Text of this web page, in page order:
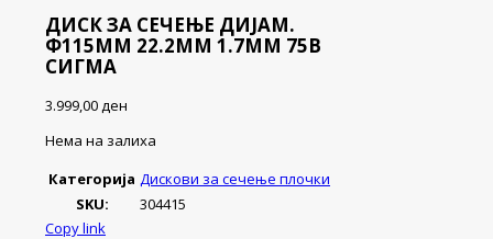
ДИСК ЗА СЕЧЕЊЕ ДИЈАМ.
Ф115ММ 22.2ММ 1.7ММ 75В
СИГМА
3.999,00ден
Нема на залиха
Категорија Дискови за сечење плочки
SKU:
304415
Copy link